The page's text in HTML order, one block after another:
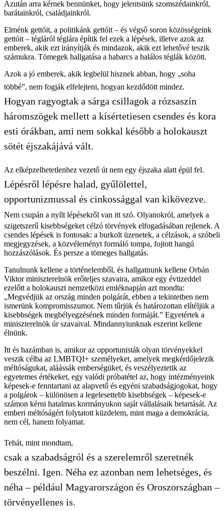
Azután arra kérnek bennünket, hogy jelentsünk szomszédainkról,
barátainkról, családjainkról.
Elménk gettóit, a politikánk gettóit – és végső soron közösségeink
gettóit – tégláról téglára építik fel ezek a lépések, illetve azok az
emberek, akik ezt irányítják és mindazok, akik ezt lehetővé teszik
számukra. Tömegek hallgatása a habarcs a halálos téglák között.
Azok a jó emberek, akik legbelül hisznek abban, hogy „soha
többé”, nem fogják elfelejteni, hogyan kezdődött mindez.
Hogyan ragyogtak a sárga csillagok a rózsaszín
háromszögek mellett a kísértetiesen csendes és kora
esti órákban, ami nem sokkal később a holokauszt
sötét éjszakájává vált.
Az elképzelhetetlenhez vezető út nem egy éjszaka alatt épül fel.
Lépésről lépésre halad, gyűlölettel,
opportunizmussal és cinkossággal van kikövezve.
Nem csupán a nyílt lépésekről van itt szó. Olyanokról, amelyek a
szigetszerű kisebbségeket célzó törvények elfogadásában rejlenek. A
csendes lépések is fontosak: a burkolt üzenetek, a célzások, a szóbeli
megjegyzések, a közvéleményt formáló tompa, fojtott hangú
hozzászólások. És persze a tömeges hallgatás.
Tanulnunk kellene a történelemből, és hallgatnunk kellene Orbán
Viktor miniszterelnök erőteljes szavaira, amikor egy évtizeddel
ezelőtt a holokauszt nemzetközi emléknapján azt mondta:
„Megvédjük az ország minden polgárát, ebben a tekintetben nem
ismerünk kompromisszumot. Nem tűrjük és határozottan elítéljük a
kisebbségek megbélyegzésének minden formáját.” Egyetértek a
miniszterelnök úr szavaival. Mindannyiunknak eszerint kellene
élnünk.
Itt és hazámban is, amikor az opportunisták olyan törvényekkel
veszik célba az LMBTQI+ személyeket, amelyek megkérdőjelezik
méltóságukat, aláássák emberségüket, és veszélyeztetik az
egyetemes értékeket, egy valódi próbatétel az, hogy intézményeink
képesek-e fenntartani az alapvető és egyéni szabadságjogokat, hogy
a polgárok – különösen a legelesettebb kisebbségek – képesek-e
számon kérni hatalmas kormányukon saját vállalásaik betartását. Az
emberi méltóságért folytatott küzdelem, mint maga a demokrácia,
nem cél, hanem folyamat.
Tehát, mint mondtam,
csak a szabadságról és a szerelemről szeretnék
beszélni. Igen. Néha ez azonban nem lehetséges, és
néha – például Magyarországon és Oroszországban –
törvényellenes is.